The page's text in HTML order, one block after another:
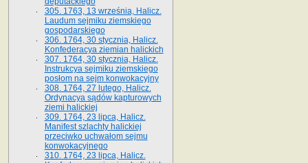
305. 1763, 13 września, Halicz.
Laudum sejmiku ziemskiego
gospodarskiego
306. 1764, 30 stycznia, Halicz.
Konfederacya ziemian halickich
307. 1764, 30 stycznia, Halicz.
Instrukcya sejmiku ziemskiego
posłom na sejm konwokacyjny
308. 1764, 27 lutego, Halicz.
Ordynacya sądów kapturowych
ziemi halickiej
309. 1764, 23 lipca, Halicz.
Manifest szlachty halickiej
przeciwko uchwałom sejmu
konwokacyjnego
310. 1764, 23 lipca, Halicz.